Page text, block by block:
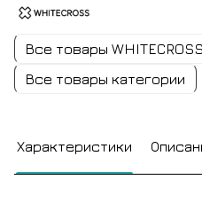
Все товары WHITECROSS
Все товары категории
Характеристики